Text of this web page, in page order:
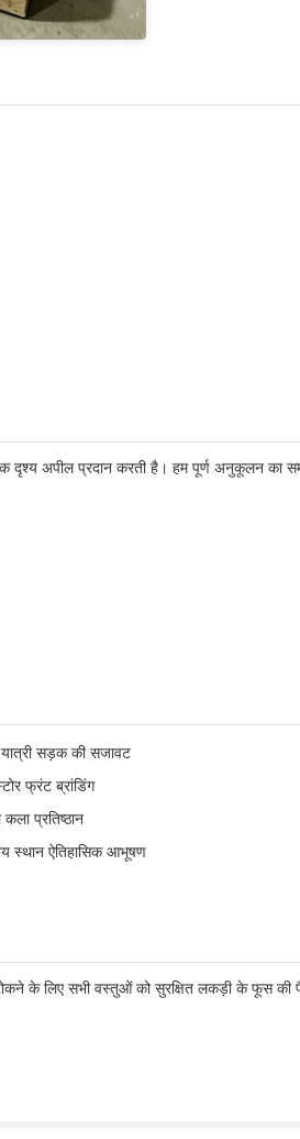
दृश्य अपील प्रदान करती है। हम पूर्ण अनुकूलन का
सड़क की सजावट
फ्रंट ब्रांडिंग
प्रतिष्ठान
स्थान ऐतिहासिक आभूषण
के लिए सभी वस्तुओं को सुरक्षित लकड़ी के फूस